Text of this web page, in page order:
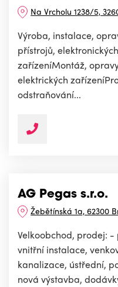
Na Vrcholu 1238/5,
Výroba, instalace,
přístrojů,
zařízeníMontáž,
elektrických
odstraňování...
AG Pegas s.r.o.
Žebětínská 1a, 62300
Velkoobchod, prodej:
vnitřní instalace,
kanalizace, ústřední,
nová výstavba,